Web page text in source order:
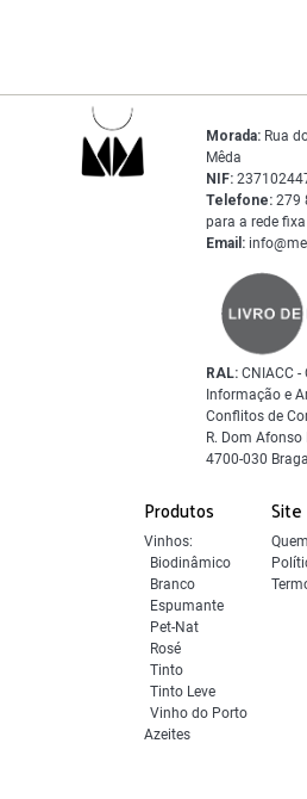
Produtos
Vinhos:
Biodinâmico
Branco
Espumante
Pet-Nat
Rosé
Tinto
Tinto Leve
Vinho do Porto
Azeites
Site
Morada: Rua
Mêda
NIF:
Telefone: 279
para a rede
Email:
RAL: CNIACC
Informação e
Conflitos de
R. Dom Afonso
4700-030 Braga